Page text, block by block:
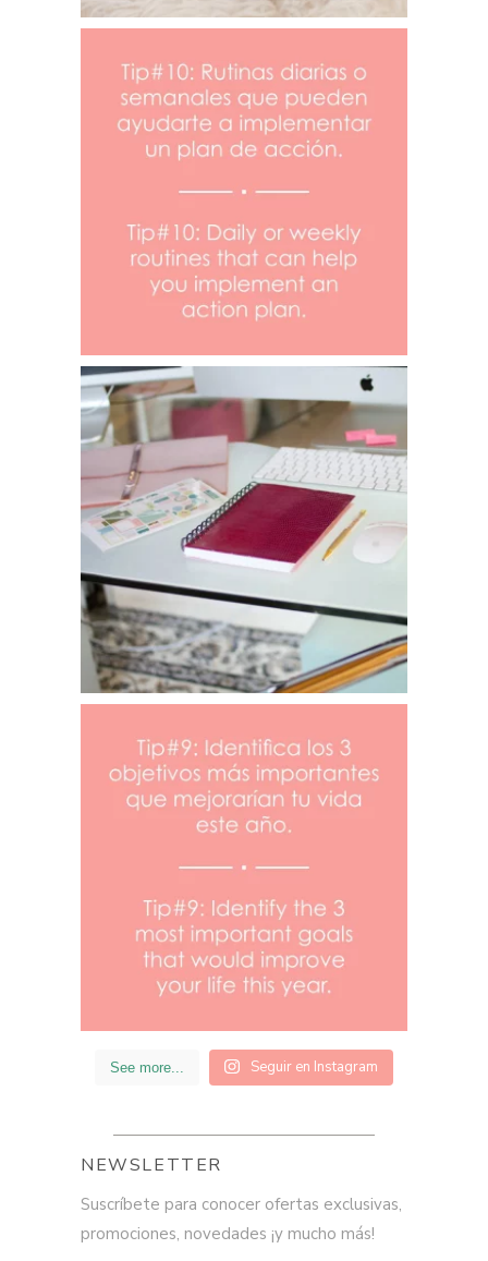
See more... Seguir en Instagram
NEWSLETTER
Suscríbete para conocer ofertas exclusivas,
promociones, novedades ¡y mucho más!